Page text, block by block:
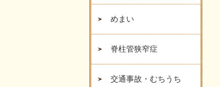
めまい
脊柱管狭窄症
交通事故・むちうち